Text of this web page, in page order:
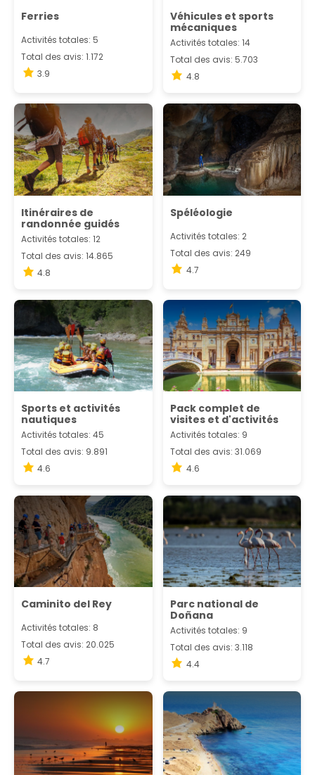
Ferries
Activités totales: 5
Total des avis: 1.172
3.9
Véhicules et sports
mécaniques
Activités totales: 14
Total des avis: 5.703
4.8
Itinéraires de
randonnée guidés
Activités totales: 12
Total des avis: 14.865
4.8
Spéléologie
Activités totales: 2
Total des avis: 249
4.7
Sports et activités
nautiques
Activités totales: 45
Total des avis: 9.891
4.6
Pack complet de
visites et d'activités
Activités totales: 9
Total des avis: 31.069
4.6
Caminito del Rey
Activités totales: 8
Total des avis: 20.025
4.7
Parc national de
Doñana
Activités totales: 9
Total des avis: 3.118
4.4